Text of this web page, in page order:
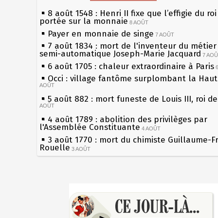
8 août 1548 : Henri II fixe que l’effigie du
portée sur la monnaie 8 AOÛT
Payer en monnaie de singe 7 AOÛT
7 août 1834 : mort de l'inventeur du
semi-automatique Joseph-Marie Jacquard 7
6 août 1705 : chaleur extraordinaire à Paris
Occi : village fantôme surplombant la
AOÛT
5 août 882 : mort funeste de Louis III, roi
AOÛT
4 août 1789 : abolition des privilèges par
l'Assemblée Constituante 4 AOÛT
3 août 1770 : mort du chimiste Guillaume-
Rouelle 3 AOÛT
Musée Jean de La Fontaine : réouverture
1er août 1589 : Henri III est poignardé à
par Jacques Clément, moine jacobin 1ER AOÛT
les siècles
27 mai 1610 : supplice de François
du roi Henri IV